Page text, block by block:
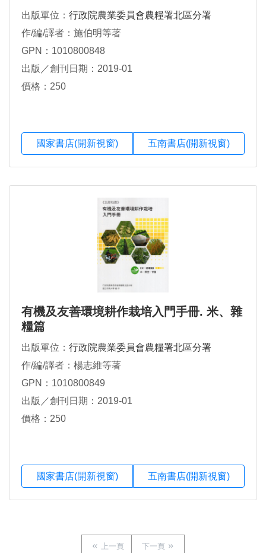
出版單位： 行政院農業委員會農糧署北區分署
作/編/譯者：施伯明等著
GPN：1010800848
出版／創刊日期：2019-01
價格：250
國家書店(開新視窗) 五南書店(開新視窗)
有機及友善環境耕作栽培入門手冊. 米、雜
糧篇
出版單位： 行政院農業委員會農糧署北區分署
作/編/譯者：楊志維等著
GPN：1010800849
出版／創刊日期：2019-01
價格：250
國家書店(開新視窗) 五南書店(開新視窗)
上一頁 下一頁